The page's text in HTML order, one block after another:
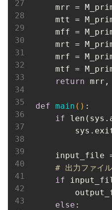
mrr =
mtt
=
mff =
mrt
=
mrf =
mtf =
return
def main () :
if
input_file
# 出力ファイ
if
else :